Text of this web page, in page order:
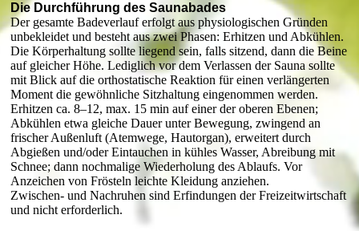
Die Durchführung des Saunabades
Der gesamte Badeverlauf erfolgt aus physiologischen Gründen
unbekleidet und besteht aus zwei Phasen: Erhitzen und Abkühlen.
Die Körperhaltung sollte liegend sein, falls sitzend, dann die Beine
auf gleicher Höhe. Lediglich vor dem Verlassen der Sauna sollte
mit Blick auf die orthostatische Reaktion für einen verlängerten
Moment die gewöhnliche Sitzhaltung eingenommen werden.
Erhitzen ca. 8–12, max. 15 min auf einer der oberen Ebenen;
Abkühlen etwa gleiche Dauer unter Bewegung, zwingend an
frischer Außenluft (Atemwege, Hautorgan), erweitert durch
Abgießen und/oder Eintauchen in kühles Wasser, Abreibung mit
Schnee; dann nochmalige Wiederholung des Ablaufs. Vor
Anzeichen von Frösteln leichte Kleidung anziehen.
Zwischen- und Nachruhen sind Erfindungen der Freizeitwirtschaft
und nicht erforderlich.